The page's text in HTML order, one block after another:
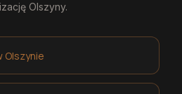
Olszyny.
Olszynie